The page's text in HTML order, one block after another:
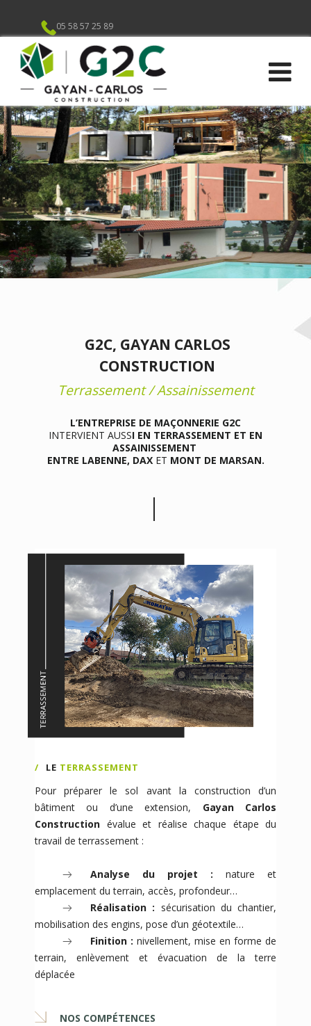
05 58 57 25 89
G2C, GAYAN CARLOS
CONSTRUCTION
Terrassement / Assainissement
L’ENTREPRISE DE MAÇONNERIE G2C
INTERVIENT AUSSI EN TERRASSEMENT ET EN
ASSAINISSEMENT
ENTRE LABENNE, DAX ET MONT DE MARSAN.
LE TERRASSEMENT
Pour préparer le sol avant la construction d’un
bâtiment ou d’une extension, Gayan Carlos
Construction évalue et réalise chaque étape du
travail de terrassement :
Analyse du projet : nature et
emplacement du terrain, accès, profondeur…
Réalisation : sécurisation du chantier,
mobilisation des engins, pose d’un géotextile…
Finition : nivellement, mise en forme de
terrain, enlèvement et évacuation de la terre
déplacée
NOS COMPÉTENCES